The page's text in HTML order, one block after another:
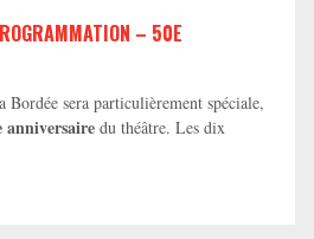
– 50E
Bordée sera particulièrement spéciale,
anniversaire du théâtre. Les dix